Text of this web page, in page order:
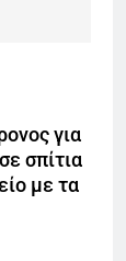
για
σπίτια
με τα